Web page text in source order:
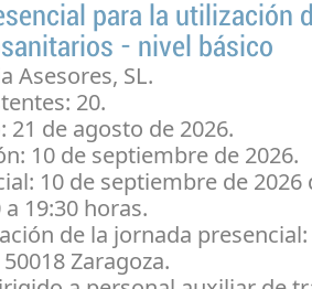
para la utilización
- nivel básico
Asesores, SL.
20.
21 de agosto de 2026.
10 de septiembre de 2026.
10 de septiembre de 2026
a 19:30 horas.
de la jornada presencial:
Zaragoza.